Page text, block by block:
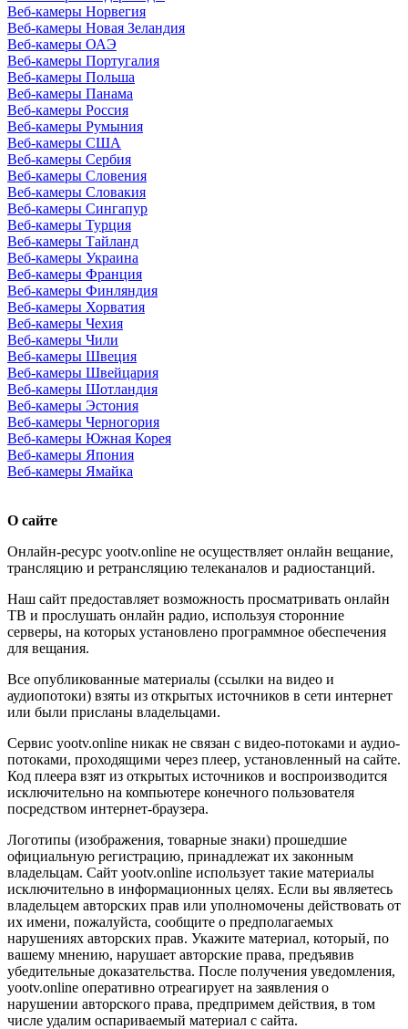
Веб-камеры Норвегия
Веб-камеры Новая Зеландия
Веб-камеры ОАЭ
Веб-камеры Португалия
Веб-камеры Польша
Веб-камеры Панама
Веб-камеры Россия
Веб-камеры Румыния
Веб-камеры США
Веб-камеры Сербия
Веб-камеры Словения
Веб-камеры Словакия
Веб-камеры Сингапур
Веб-камеры Турция
Веб-камеры Тайланд
Веб-камеры Украина
Веб-камеры Франция
Веб-камеры Финляндия
Веб-камеры Хорватия
Веб-камеры Чехия
Веб-камеры Чили
Веб-камеры Швеция
Веб-камеры Швейцария
Веб-камеры Шотландия
Веб-камеры Эстония
Веб-камеры Черногория
Веб-камеры Южная Корея
Веб-камеры Япония
Веб-камеры Ямайка
О сайте
Онлайн-ресурс yootv.online не осуществляет онлайн вещание,
трансляцию и ретрансляцию телеканалов и радиостанций.
Наш сайт предоставляет возможность просматривать онлайн
ТВ и прослушать онлайн радио, используя сторонние
серверы, на которых установлено программное обеспечения
для вещания.
Все опубликованные материалы (ссылки на видео и
аудиопотоки) взяты из открытых источников в сети интернет
или были присланы владельцами.
Сервис yootv.online никак не связан с видео-потоками и аудио-
потоками, проходящими через плеер, установленный на сайте.
Код плеера взят из открытых источников и воспроизводится
исключительно на компьютере конечного пользователя
посредством интернет-браузера.
Логотипы (изображения, товарные знаки) прошедшие
официальную регистрацию, принадлежат их законным
владельцам. Сайт yootv.online использует такие материалы
исключительно в информационных целях. Если вы являетесь
владельцем авторских прав или уполномочены действовать от
их имени, пожалуйста, сообщите о предполагаемых
нарушениях авторских прав. Укажите материал, который, по
вашему мнению, нарушает авторские права, предъявив
убедительные доказательства. После получения уведомления,
yootv.online оперативно отреагирует на заявления о
нарушении авторского права, предпримем действия, в том
числе удалим оспариваемый материал с сайта.